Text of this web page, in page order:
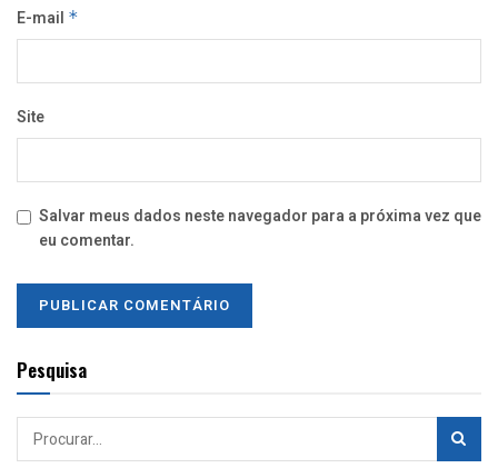
E-mail *
Site
Salvar meus dados neste navegador para a próxima vez que
eu comentar.
Pesquisa